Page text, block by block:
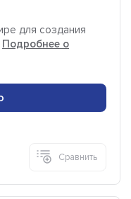
для создания
Подробнее о
Сравнить